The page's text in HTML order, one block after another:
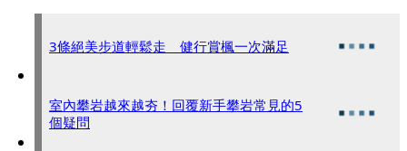
3條絕美步道輕鬆走 健行賞楓一次滿足
室內攀岩越來越夯！回覆新手攀岩常見的5
個疑問